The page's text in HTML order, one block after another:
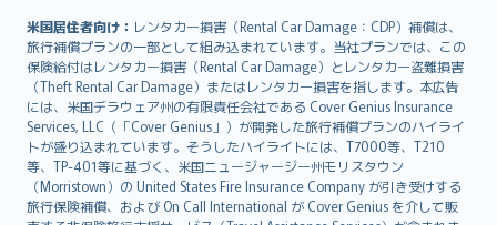
米国居住者向け： レンタカー損害（Rental Car Damage：CDP）補償は、
旅行補償プランの一部として組み込まれています。当社プランでは、この
保険給付はレンタカー損害（Rental Car Damage）とレンタカー盗難損害
（Theft Rental Car Damage）またはレンタカー損害を指します。本広告
には、米国デラウェア州の有限責任会社である Cover Genius Insurance
Services, LLC（「Cover Genius」）が開発した旅行補償プランのハイライ
トが盛り込まれています。そうしたハイライトには、T7000等、T210
等、TP-401等に基づく、米国ニュージャージー州モリスタウン
（Morristown）の United States Fire Insurance Company が引き受けする
旅行保険補償、および On Call International が Cover Genius を介して販